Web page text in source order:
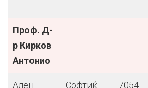
Проф. Д-
р Кирков
Антонио
Ален Софтиќ 7054